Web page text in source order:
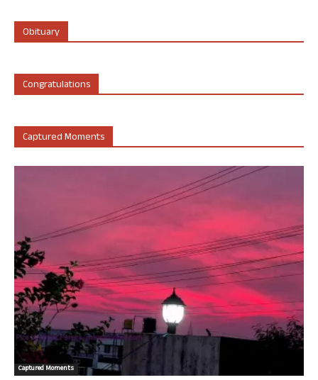
Obituary
Congratulations
Captured Moments
Captured Moments